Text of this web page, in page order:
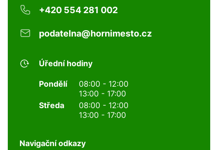
+420 554 281 002
podatelna@hornimesto.cz
Úřední hodiny
Pondělí
08:00 - 12:00
13:00 - 17:00
Středa
08:00 - 12:00
13:00 - 17:00
Navigační odkazy